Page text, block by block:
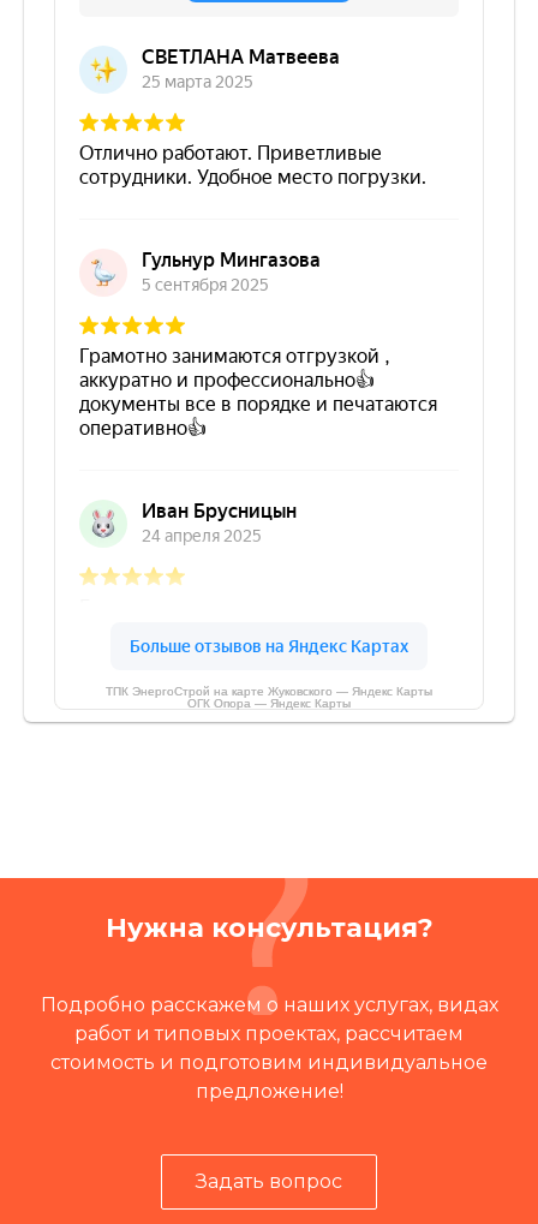
ТПК ЭнергоСтрой на карте Жуковского — Яндекс Карты
ОГК Опора — Яндекс Карты
Нужна консультация?
Подробно расскажем о наших услугах, видах
работ и типовых проектах, рассчитаем
стоимость и подготовим индивидуальное
предложение!
Задать вопрос